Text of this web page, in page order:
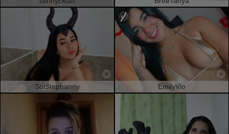
SolStephanny EmilyVio